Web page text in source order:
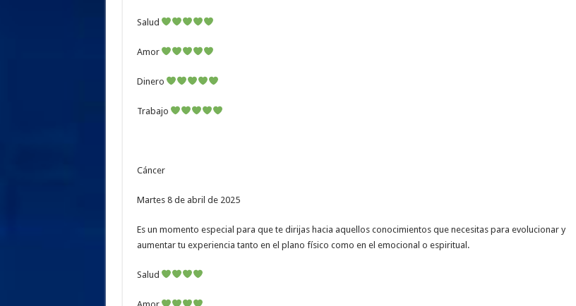
Salud
Amor
Dinero
Trabajo
Cáncer
Martes 8 de abril de 2025
Es un momento especial para que te dirijas hacia aquellos conocimientos que necesitas para evolucionar y
aumentar tu experiencia tanto en el plano físico como en el emocional o espiritual.
Salud